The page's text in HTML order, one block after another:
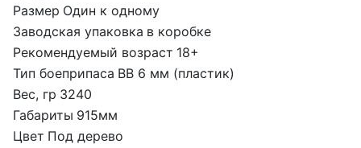
Размер Один к одному
Заводская упаковка в коробке
Рекомендуемый возраст 18+
Тип боеприпаса BB 6 мм (пластик)
Вес, гр 3240
Габариты 915мм
Цвет Под дерево